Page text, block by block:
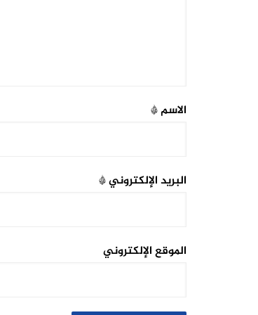
الاسم*
البريد الإلكتروني*
الموقع الإلكتروني